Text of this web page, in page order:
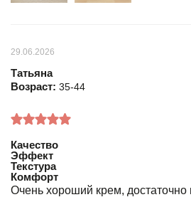
29.06.2026
Татьяна
Возраст: 35-44
Качество
Эффект
Текстура
Комфорт
Очень хороший крем, достаточно